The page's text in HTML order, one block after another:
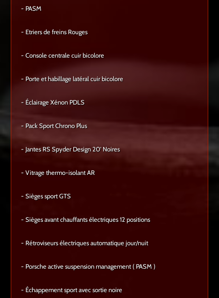
- PASM
- Etriers de freins Rouges
- Console centrale cuir bicolore
- Porte et habillage latéral cuir bicolore
- Éclairage Xénon PDLS
- Pack Sport Chrono Plus
- Jantes RS Spyder Design 20' Noires
- Vitrage thermo-isolant AR
- Sièges sport GTS
- Sièges avant chauffants électriques 12 positions
- Rétroviseurs électriques automatique jour/nuit
- Porsche active suspension management ( PASM )
- Échappement sport avec sortie noire